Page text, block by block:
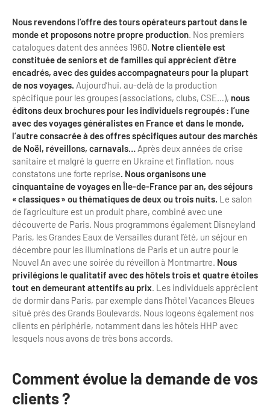
Nous revendons l’offre des tours opérateurs partout dans le
monde et proposons notre propre production . Nos premiers
catalogues datent des années 1960. Notre clientèle est
constituée de seniors et de familles qui apprécient d’être
encadrés, avec des guides accompagnateurs pour la plupart
de nos voyages. Aujourd’hui, au-delà de la production
spécifique pour les groupes (associations, clubs, CSE…), nous
éditons deux brochures pour les individuels regroupés : l’une
avec des voyages généralistes en Franceet dans le monde,
l’autre consacrée à des offres spécifiques autour des marchés
de Noël, réveillons, carnavals… Après deux années de crise
sanitaire et malgré la guerre en Ukraine et l’inflation, nous
constatons une forte reprise . Nous organisons une
cinquantaine de voyages en Île-de-France par an, des séjours
« classiques » ou thématiques de deux outrois nuits. Le salon
de l’agriculture est un produit phare, combiné avec une
découverte de Paris. Nous programmons également Disneyland
Paris, les Grandes Eaux de Versailles durant l’été, un séjour en
décembre pour les illuminations de Paris et un autre pour le
Nouvel An avec une soirée du réveillon à Montmartre. Nous
privilégions le qualitatif avec des hôtels trois et quatre étoiles
tout en demeurant attentifs au prix . Les individuels apprécient
de dormir dans Paris, par exemple dans l’hôtel Vacances Bleues
situé près des Grands Boulevards. Nous logeons également nos
clients en périphérie, notamment dans les hôtels HHP avec
lesquels nous avons de très bons accords.
Comment évolue la demande de vos
clients ?